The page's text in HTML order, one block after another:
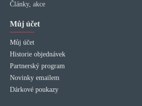
Články, akce
Můj účet
Můj účet
Historie objednávek
Partnerský program
Novinky emailem
Dárkové poukazy